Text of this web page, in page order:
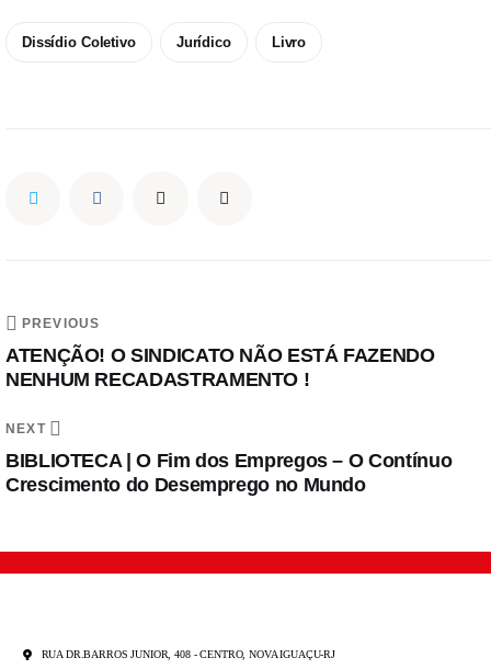
Dissídio Coletivo Jurídico Livro
PREVIOUS
ATENÇÃO! O SINDICATO NÃO ESTÁ FAZENDO
NENHUM RECADASTRAMENTO !
NEXT
BIBLIOTECA | O Fim dos Empregos – O Contínuo
Crescimento do Desemprego no Mundo
RUA DR.BARROS JUNIOR, 408 - CENTRO, NOVA IGUAÇU-RJ